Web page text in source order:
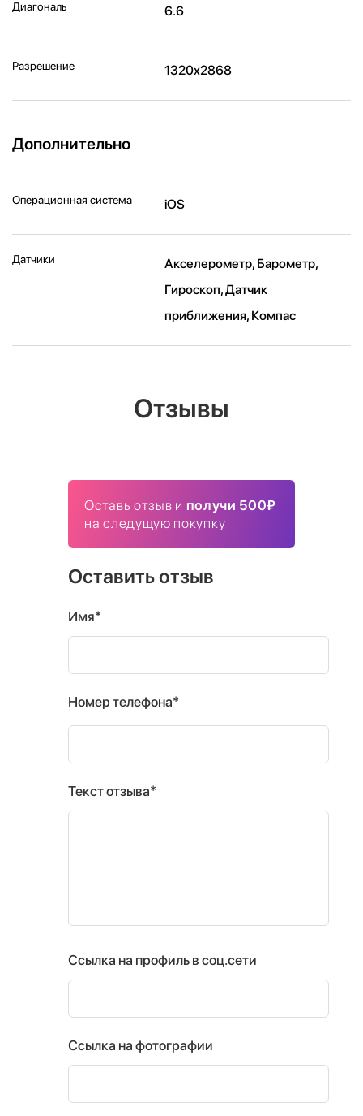
Диагональ 6.6
Разрешение 1320x2868
Дополнительно
Операционная система iOS
Датчики
Акселерометр, Барометр,
Гироскоп, Датчик
приближения, Компас
Отзывы
Оставь отзыв и получи 500₽
на следущую покупку
Оставить отзыв
Имя*
Номер телефона*
Текст отзыва*
Ссылка на профиль в соц.сети
Ссылка на фотографии